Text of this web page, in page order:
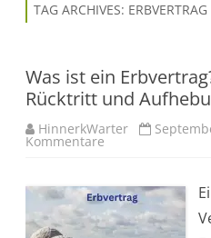
TAG ARCHIVES: ERBVERTRAG
Was ist ein
Rücktritt und
HinnerkWarter
Kommentare
s
i
s
t